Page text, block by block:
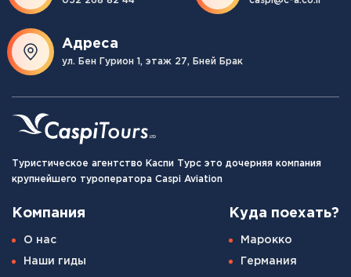
Адреса
ул. Бен Гурион 1, этаж 27, Бней Брак
Туристическое агентство Каспи Турс это дочерняя компания
крупнейшего туроператора Caspi Aviation
Компания
О нас
Наши гиды
Куда поехать?
Марокко
Германия